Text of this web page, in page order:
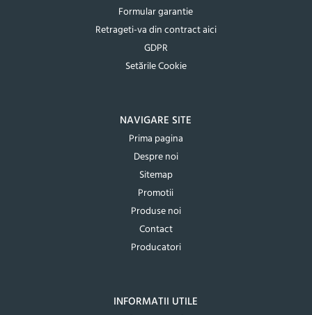
Formular garantie
Retrageti-va din contract aici
GDPR
Setările Cookie
NAVIGARE SITE
Prima pagina
Despre noi
Sitemap
Promotii
Produse noi
Contact
Producatori
INFORMATII UTILE